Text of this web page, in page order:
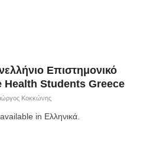
Επιστημονικό
Health Students Greece
Κοκκώνης
in Ελληνικά.